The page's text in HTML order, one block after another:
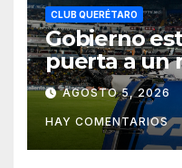
CLUB QUERÉTARO
Gobierno
puerta a un
animación
la
AGOSTO 5, 2026
HAY COMENTARIOS